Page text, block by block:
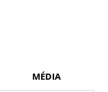
MÉDIA